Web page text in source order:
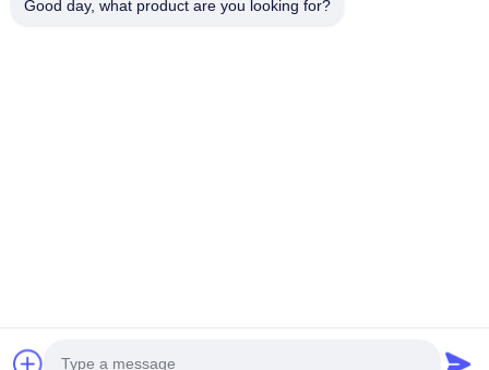
Good day, what product are you looking for?